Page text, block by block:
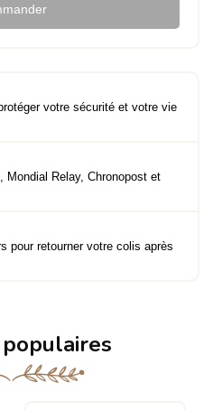
votre sécurité et votre vie
Mondial Relay, Chronopost et
pour retourner votre colis après